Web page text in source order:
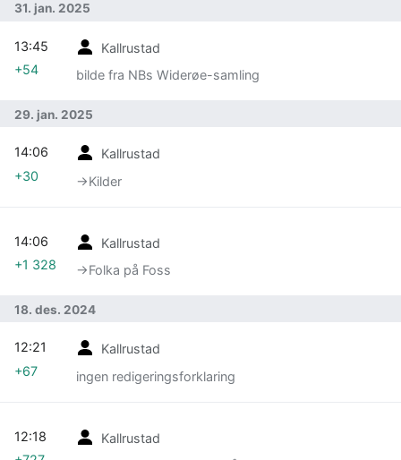
31. jan. 2025
Kallrustad
bilde fra NBs Widerøe-samling
13:45
+54
29. jan. 2025
Kallrustad
→‎Kilder
14:06
+30
Kallrustad
→‎Folka på Foss
14:06
+1 328
18. des. 2024
Kallrustad
ingen redigeringsforklaring
12:21
+67
Kallrustad
12:18